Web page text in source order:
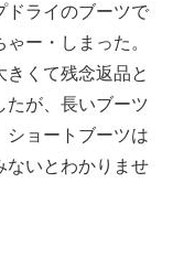
ドライのブーツで
ー・しまった。
くて残念返品と
たが、長いブーツ
ショートブーツは
ないとわかりませ